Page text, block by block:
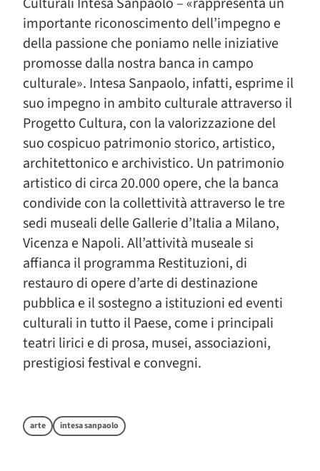
importante riconoscimento dell’impegno e
della passione che poniamo nelle iniziative
promosse dalla nostra banca in campo
culturale». Intesa Sanpaolo, infatti, esprime il
suo impegno in ambito culturale attraverso il
Progetto Cultura, con la valorizzazione del
suo cospicuo patrimonio storico, artistico,
architettonico e archivistico. Un patrimonio
artistico di circa 20.000 opere, che la banca
condivide con la collettività attraverso le tre
sedi museali delle Gallerie d’Italia a Milano,
Vicenza e Napoli. All’attività museale si
affianca il programma Restituzioni, di
restauro di opere d’arte di destinazione
pubblica e il sostegno a istituzioni ed eventi
culturali in tutto il Paese, come i principali
teatri lirici e di prosa, musei, associazioni,
prestigiosi festival e convegni.
arte intesa sanpaolo